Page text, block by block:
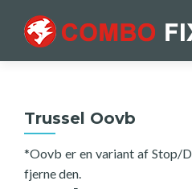
Trussel Oovb
*Oovb er en variant af Stop/
fjerne den.